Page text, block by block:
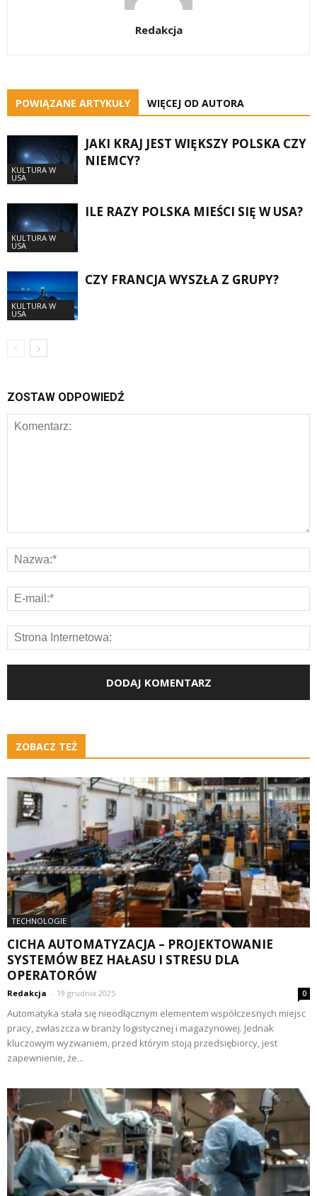
Redakcja
POWIĄZANE ARTYKUŁY WIĘCEJ OD AUTORA
KULTURA W
USA
JAKI KRAJ JEST WIĘKSZY POLSKA CZY
NIEMCY?
KULTURA W
USA
ILE RAZY POLSKA MIEŚCI SIĘ W USA?
KULTURA W
USA
CZY FRANCJA WYSZŁA Z GRUPY?
ZOSTAW ODPOWIEDŹ
ZOBACZ TEŻ
TECHNOLOGIE
CICHA AUTOMATYZACJA – PROJEKTOWANIE
SYSTEMÓW BEZ HAŁASU I STRESU DLA
OPERATORÓW
Redakcja - 19 grudnia 2025 0
Automatyka stała się nieodłącznym elementem współczesnych miejsc
pracy, zwłaszcza w branży logistycznej i magazynowej. Jednak
kluczowym wyzwaniem, przed którym stoją przedsiębiorcy, jest
zapewnienie, że...